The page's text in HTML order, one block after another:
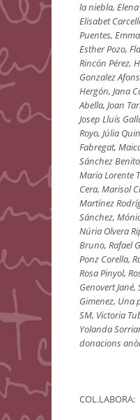
la niebla,
Elisabet
Puentes,
Esther Pozo,
Rincón Pérez,
Gonzalez
Hergón, Jana
Abella, Joan
Josep Lluís
Royo, Júlia
Fabregat,
Sánchez
Maria Lorente
Cera, Marisol
Martínez
Sánchez,
Núria Olvera
Bruno, Rafael
Ponz Corella,
Rosa Pinyol,
Genovert Jané,
Gimenez, Una
SM, Victoria
Yolanda
donacions
COL.LABORA: